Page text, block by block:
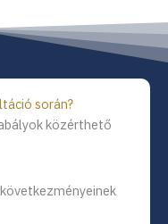
során?
közérthető